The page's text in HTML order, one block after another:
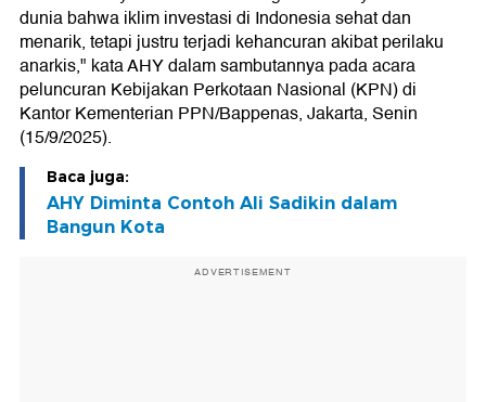
dunia bahwa iklim investasi di Indonesia sehat dan
menarik, tetapi justru terjadi kehancuran akibat perilaku
anarkis," kata AHY dalam sambutannya pada acara
peluncuran Kebijakan Perkotaan Nasional (KPN) di
Kantor Kementerian PPN/Bappenas, Jakarta, Senin
(15/9/2025).
Baca juga:
AHY Diminta Contoh Ali Sadikin dalam
Bangun Kota
ADVERTISEMENT